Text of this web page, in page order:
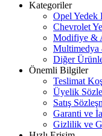
Kategoriler
Opel Yedek
Chevrolet
Modifiye &
Multimedya
Diğer
Önemli Bilgiler
Teslimat
Üyelik
Satış
Garanti ve
Gizlilik ve